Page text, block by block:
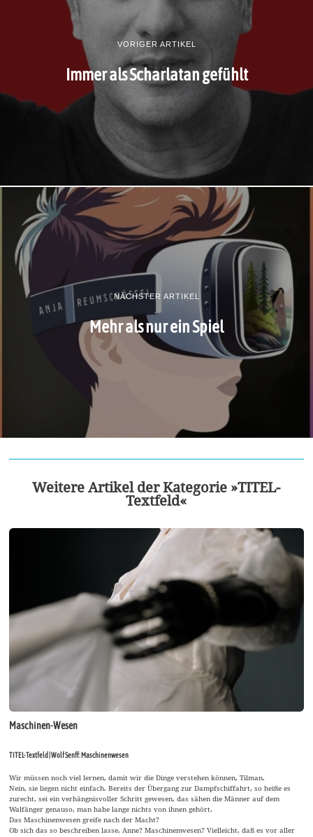
VORIGER ARTIKEL
Immer als Scharlatan gefühlt
NÄCHSTER ARTIKEL
Mehr als nur ein Spiel
Weitere Artikel der Kategorie »TITEL-
Textfeld«
Maschinen-Wesen
TITEL-Textfeld | Wolf Senff: Maschinenwesen
Wir müssen noch viel lernen, damit wir die Dinge verstehen können, Tilman.
Nein, sie liegen nicht einfach. Bereits der Übergang zur Dampfschiffahrt, so heiße es
zurecht, sei ein verhängnisvoller Schritt gewesen, das sähen die Männer auf dem
Walfänger genauso, man habe lange nichts von ihnen gehört.
Das Maschinenwesen greife nach der Macht?
Ob sich das so beschreiben lasse, Anne? Maschinenwesen? Vielleicht, daß es vor aller